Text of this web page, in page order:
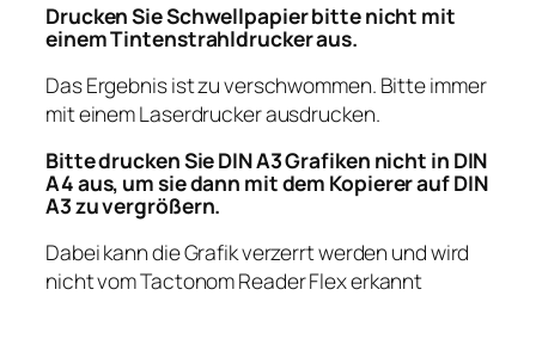
Drucken Sie Schwellpapier bitte nicht mit
einem Tintenstrahldrucker aus.
Das Ergebnis ist zu verschwommen. Bitte immer
mit einem Laserdrucker ausdrucken.
Bitte drucken Sie DIN A3 Grafiken nicht in DIN
A4 aus, um sie dann mit dem Kopierer auf DIN
A3 zu vergrößern.
Dabei kann die Grafik verzerrt werden und wird
nicht vom Tactonom Reader Flex erkannt